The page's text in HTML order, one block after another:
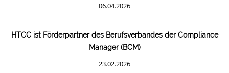
06.04.2026
HTCC ist Förderpartner des Berufsverbandes der Compliance
Manager (BCM)
23.02.2026